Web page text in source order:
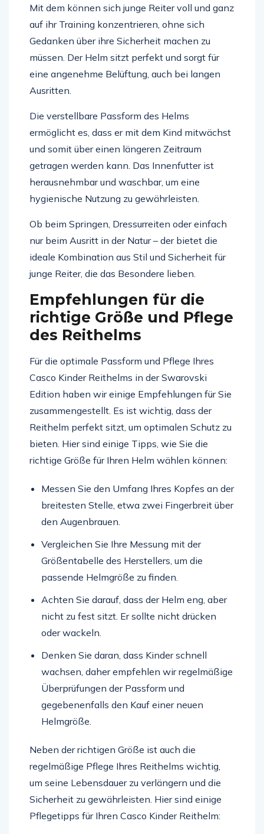
Mit dem können sich junge Reiter voll und ganz
auf ihr Training konzentrieren, ohne sich
Gedanken über ihre Sicherheit machen zu
müssen. Der Helm sitzt perfekt und sorgt für
eine angenehme Belüftung, auch bei langen
Ausritten.
Die verstellbare Passform des Helms
ermöglicht es, dass er mit dem Kind mitwächst
und somit über einen längeren Zeitraum
getragen werden kann. Das Innenfutter ist
herausnehmbar und waschbar, um eine
hygienische Nutzung zu gewährleisten.
Ob beim Springen, Dressurreiten oder einfach
nur beim Ausritt in der Natur – der bietet die
ideale Kombination aus Stil und Sicherheit für
junge Reiter, die das Besondere lieben.
Empfehlungen für die
richtige Größe und Pflege
des Reithelms
Für die optimale Passform und Pflege Ihres
Casco Kinder Reithelms in der Swarovski
Edition haben wir einige Empfehlungen für Sie
zusammengestellt. Es ist wichtig, dass der
Reithelm perfekt sitzt, um optimalen Schutz zu
bieten. Hier sind einige Tipps, wie Sie die
richtige Größe für Ihren Helm wählen können:
Messen Sie den Umfang Ihres Kopfes an der
breitesten Stelle, etwa zwei Fingerbreit über
den Augenbrauen.
Vergleichen Sie Ihre Messung mit der
Größentabelle des Herstellers, um die
passende Helmgröße zu finden.
Achten Sie darauf, dass der Helm eng, aber
nicht zu fest sitzt. Er sollte nicht drücken
oder wackeln.
Denken Sie daran, dass Kinder schnell
wachsen, daher empfehlen wir regelmäßige
Überprüfungen der Passform und
gegebenenfalls den Kauf einer neuen
Helmgröße.
Neben der richtigen Größe ist auch die
regelmäßige Pflege Ihres Reithelms wichtig,
um seine Lebensdauer zu verlängern und die
Sicherheit zu gewährleisten. Hier sind einige
Pflegetipps für Ihren Casco Kinder Reithelm: